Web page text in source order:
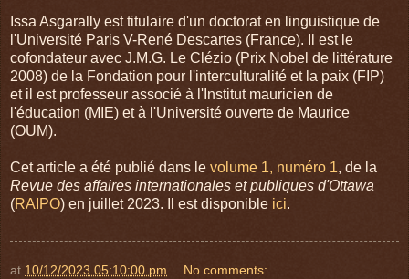
Issa Asgarally est titulaire d'un doctorat en linguistique de
l'Université Paris V-René Descartes (France). Il est le
cofondateur avec J.M.G. Le Clézio (Prix Nobel de littérature
2008) de la Fondation pour l'interculturalité et la paix (FIP)
et il est professeur associé à l'Institut mauricien de
l'éducation (MIE) et à l'Université ouverte de Maurice
(OUM).
Cet article a été publié dans le volume 1, numéro 1, de la
Revue des affaires internationales et publiques d'Ottawa
(RAIPO) en juillet 2023. Il est disponible ici.
at 10/12/2023 05:10:00 pm No comments: